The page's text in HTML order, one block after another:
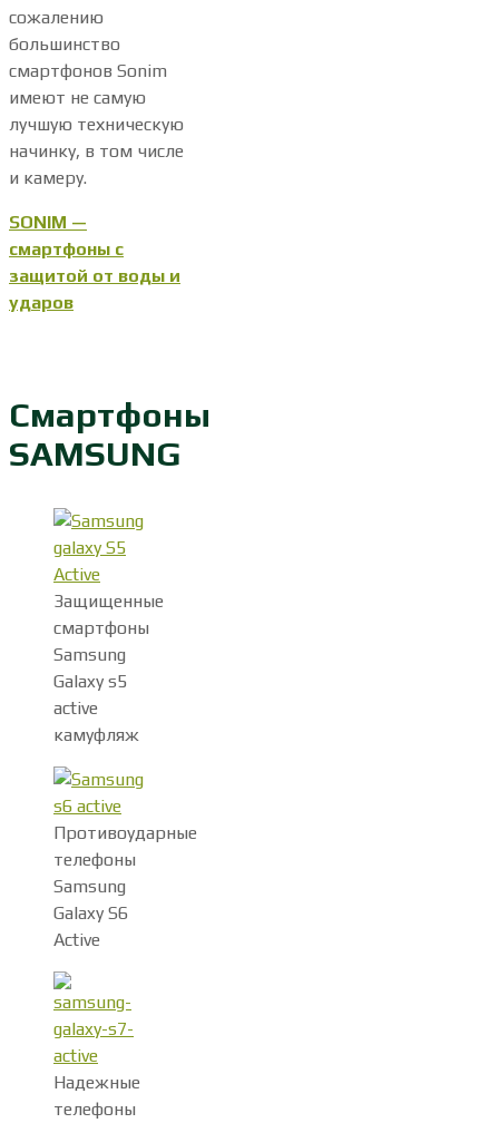
сожалению
большинство
смартфонов Sonim
имеют не самую
лучшую техническую
начинку, в том числе
и камеру.
SONIM —
смартфоны с
защитой от воды и
ударов
Смартфоны
SAMSUNG
Защищенные
смартфоны
Samsung
Galaxy s5
active
камуфляж
Противоударные
телефоны
Samsung
Galaxy S6
Active
Надежные
телефоны